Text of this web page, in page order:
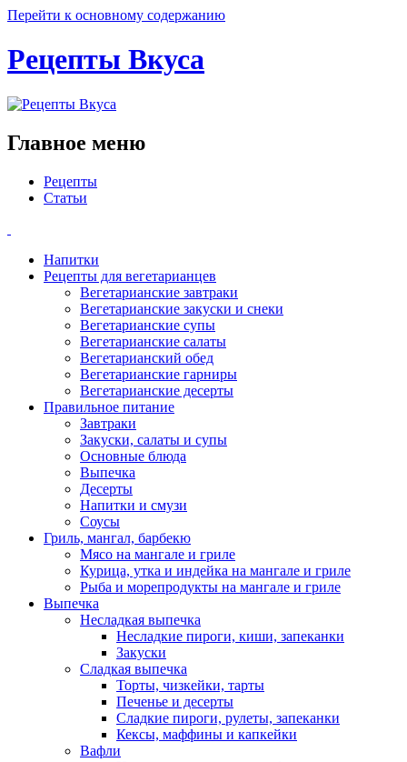
Перейти к основному содержанию
Рецепты Вкуса
Главное меню
Рецепты
Статьи
Напитки
Рецепты для вегетарианцев
Вегетарианские завтраки
Вегетарианские закуски и снеки
Вегетарианские супы
Вегетарианские салаты
Вегетарианский обед
Вегетарианские гарниры
Вегетарианские десерты
Правильное питание
Завтраки
Закуски, салаты и супы
Основные блюда
Выпечка
Десерты
Напитки и смузи
Соусы
Гриль, мангал, барбекю
Мясо на мангале и гриле
Курица, утка и индейка на мангале и гриле
Рыба и морепродукты на мангале и гриле
Выпечка
Несладкая выпечка
Несладкие пироги, киши, запеканки
Закуски
Сладкая выпечка
Торты, чизкейки, тарты
Печенье и десерты
Сладкие пироги, рулеты, запеканки
Кексы, маффины и капкейки
Вафли